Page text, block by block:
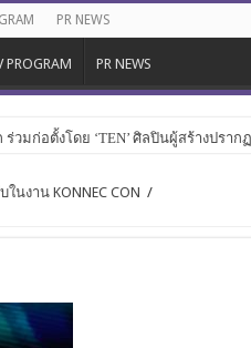
PR NEWS
PROGRAM PR NEWS
มก่อตั้งโดย ‘TEN’ ศิลปินผู้สร้างปรา
งาน KONNEC CON /